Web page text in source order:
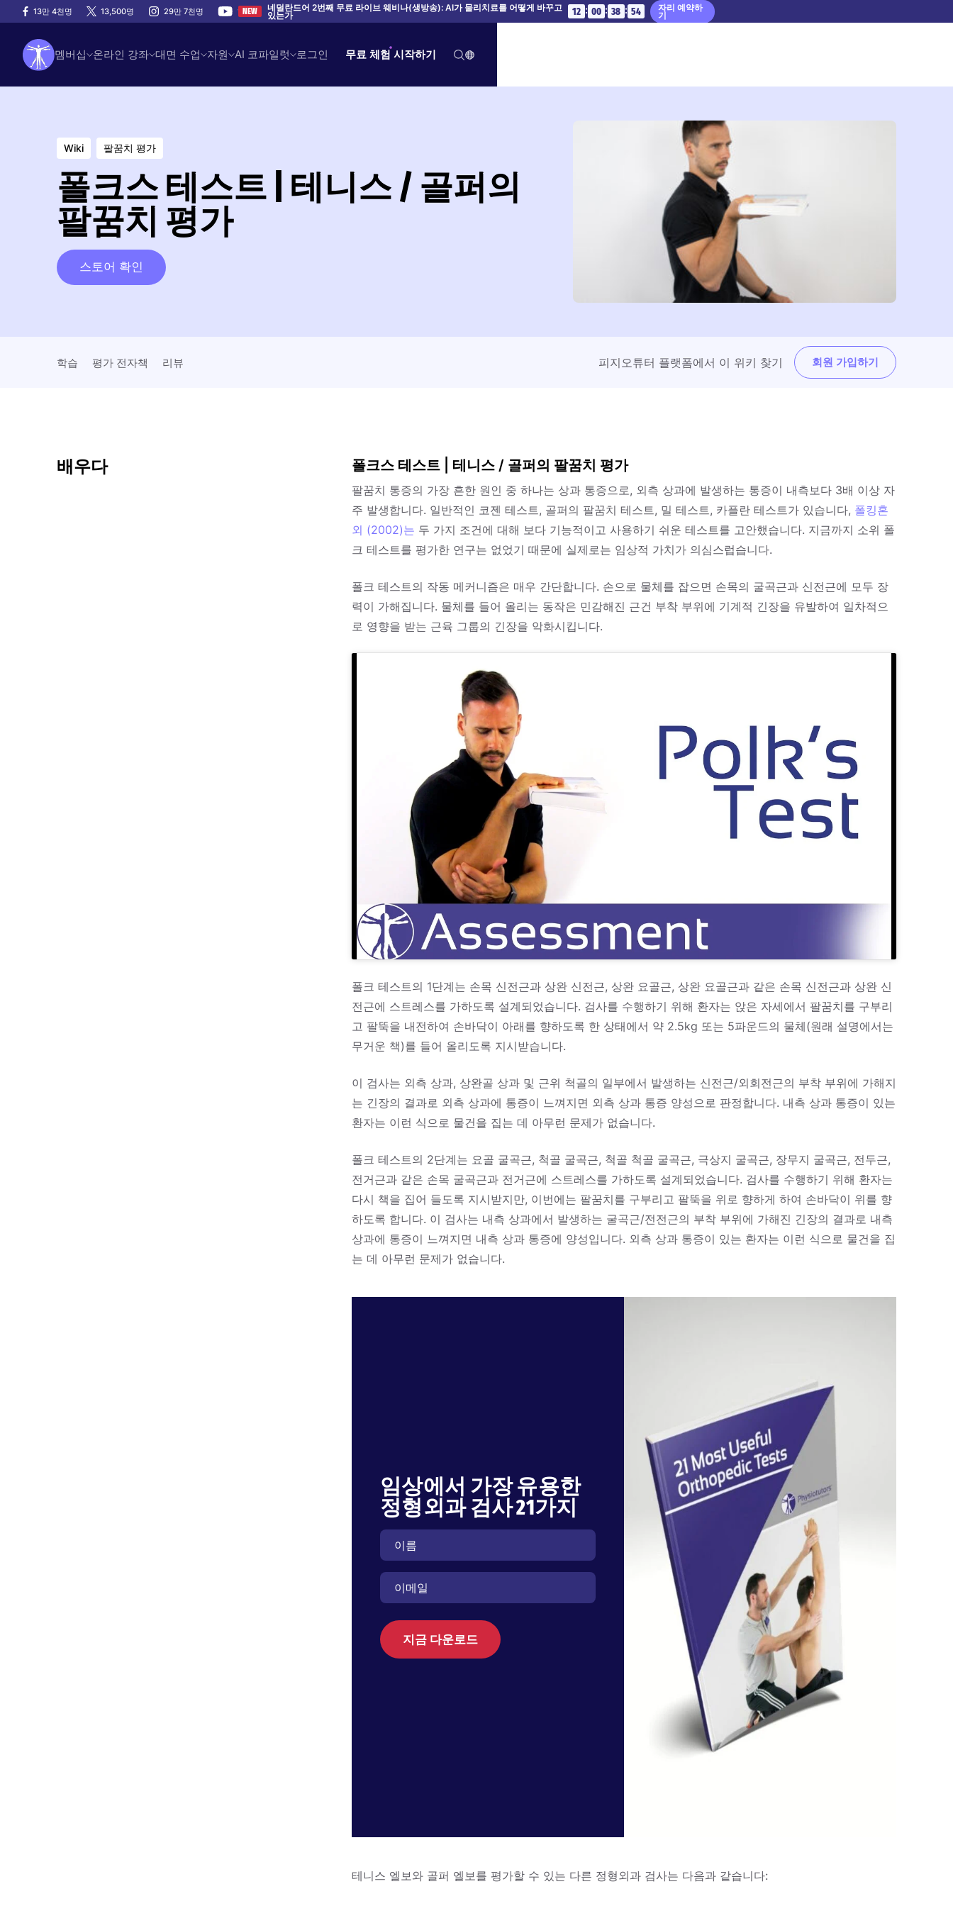
13만 4천명 13,500명 29만 7천명 100만
NEW 네덜란드어 2번째 무료 라이브 웨비나(생방송): AI가 물리치료를 어떻게 바꾸고
있는가 12 : 00 : 38 : 53 자리 예약하
기
멤버십 온라인 강좌 대면 수업 자원 AI 코파일럿 로그인 무료 체험 시작하기
Wiki 팔꿈치 평가
폴크스 테스트 | 테니스 / 골퍼의
팔꿈치 평가
스토어 확인
학습 평가 전자책 리뷰 피지오튜터 플랫폼에서 이 위키 찾기 회원 가입하기
배우다 폴크스 테스트 | 테니스 / 골퍼의 팔꿈치 평가
팔꿈치 통증의 가장 흔한 원인 중 하나는 상과 통증으로, 외측 상과에 발생하는 통증이 내측보다 3배 이상 자
주 발생합니다. 일반적인 코젠 테스트, 골퍼의 팔꿈치 테스트, 밀 테스트, 카플란 테스트가 있습니다, 폴킹혼
외 (2002)는 두 가지 조건에 대해 보다 기능적이고 사용하기 쉬운 테스트를 고안했습니다. 지금까지 소위 폴
크 테스트를 평가한 연구는 없었기 때문에 실제로는 임상적 가치가 의심스럽습니다.
폴크 테스트의 작동 메커니즘은 매우 간단합니다. 손으로 물체를 잡으면 손목의 굴곡근과 신전근에 모두 장
력이 가해집니다. 물체를 들어 올리는 동작은 민감해진 근건 부착 부위에 기계적 긴장을 유발하여 일차적으
로 영향을 받는 근육 그룹의 긴장을 악화시킵니다.
폴크 테스트의 1단계는 손목 신전근과 상완 신전근, 상완 요골근, 상완 요골근과 같은 손목 신전근과 상완 신
전근에 스트레스를 가하도록 설계되었습니다. 검사를 수행하기 위해 환자는 앉은 자세에서 팔꿈치를 구부리
고 팔뚝을 내전하여 손바닥이 아래를 향하도록 한 상태에서 약 2.5kg 또는 5파운드의 물체(원래 설명에서는
무거운 책)를 들어 올리도록 지시받습니다.
이 검사는 외측 상과, 상완골 상과 및 근위 척골의 일부에서 발생하는 신전근/외회전근의 부착 부위에 가해지
는 긴장의 결과로 외측 상과에 통증이 느껴지면 외측 상과 통증 양성으로 판정합니다. 내측 상과 통증이 있는
환자는 이런 식으로 물건을 집는 데 아무런 문제가 없습니다.
폴크 테스트의 2단계는 요골 굴곡근, 척골 굴곡근, 척골 척골 굴곡근, 극상지 굴곡근, 장무지 굴곡근, 전두근,
전거근과 같은 손목 굴곡근과 전거근에 스트레스를 가하도록 설계되었습니다. 검사를 수행하기 위해 환자는
다시 책을 집어 들도록 지시받지만, 이번에는 팔꿈치를 구부리고 팔뚝을 위로 향하게 하여 손바닥이 위를 향
하도록 합니다. 이 검사는 내측 상과에서 발생하는 굴곡근/전전근의 부착 부위에 가해진 긴장의 결과로 내측
상과에 통증이 느껴지면 내측 상과 통증에 양성입니다. 외측 상과 통증이 있는 환자는 이런 식으로 물건을 집
는 데 아무런 문제가 없습니다.
임상에서 가장 유용한
정형외과 검사 21가지
지금 다운로드
테니스 엘보와 골퍼 엘보를 평가할 수 있는 다른 정형외과 검사는 다음과 같습니다: